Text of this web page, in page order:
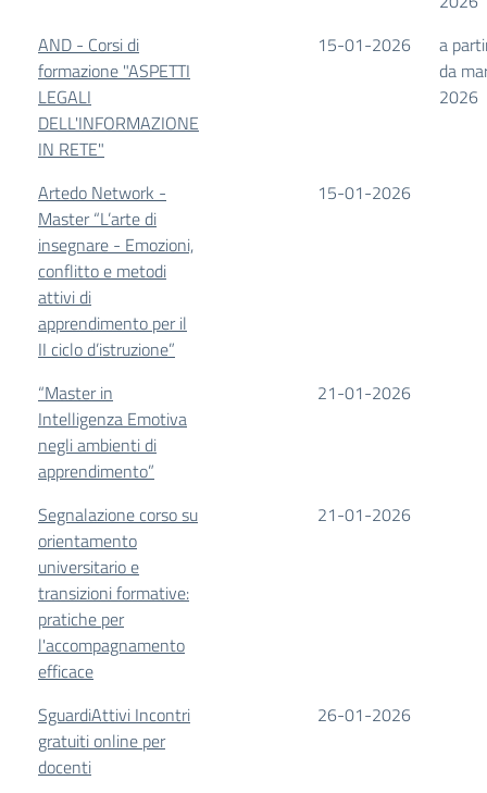
AND - Corsi di
formazione "ASPETTI
LEGALI
DELL'INFORMAZIONE
IN RETE"
15-01-2026
a
da
2026
Artedo Network -
Master “L’arte di
insegnare - Emozioni,
conflitto e metodi
attivi di
apprendimento per il
II ciclo d’istruzione”
15-01-2026
“Master in
Intelligenza Emotiva
negli ambienti di
apprendimento”
21-01-2026
Segnalazione corso su
orientamento
universitario e
transizioni formative:
pratiche per
l'accompagnamento
efficace
21-01-2026
SguardiAttivi Incontri
gratuiti online per
docenti
26-01-2026